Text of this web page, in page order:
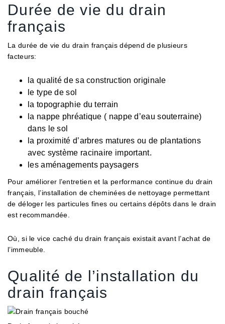
Durée de vie du drain
français
La durée de vie du drain français dépend de plusieurs
facteurs:
la qualité de sa construction originale
le type de sol
la topographie du terrain
la nappe phréatique ( nappe d’eau souterraine)
dans le sol
la proximité d’arbres matures ou de plantations
avec système racinaire important.
les aménagements paysagers
Pour améliorer l’entretien et la performance continue du drain
français, l’installation de cheminées de nettoyage permettant
de déloger les particules fines ou certains dépôts dans le drain
est recommandée.
Où, si le vice caché du drain français existait avant l’achat de
l’immeuble.
Qualité de l’installation du
drain français